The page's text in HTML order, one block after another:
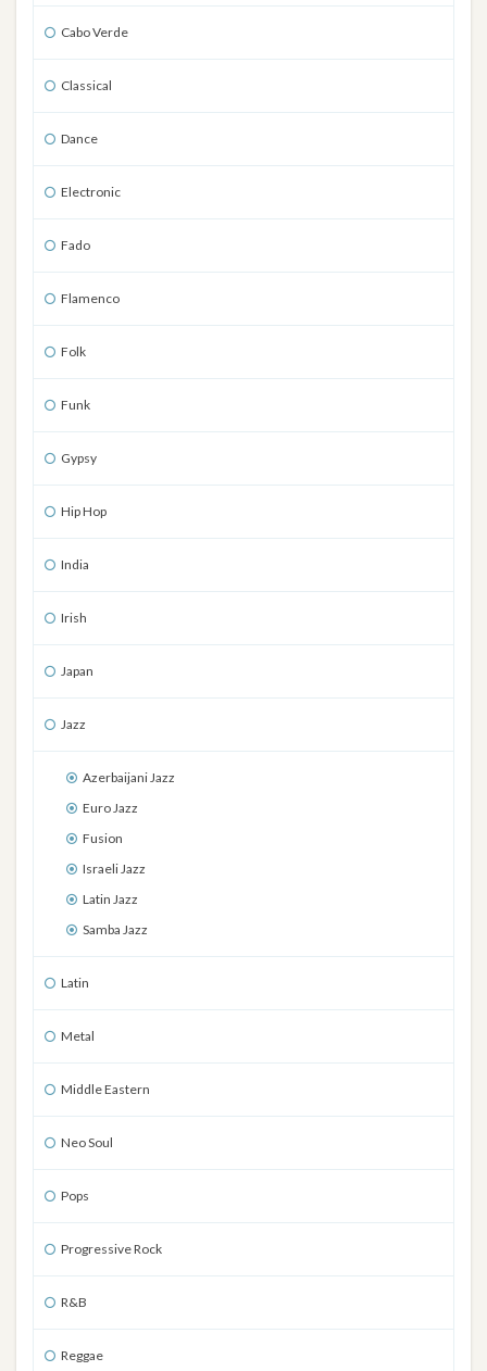
Cabo Verde
Classical
Dance
Electronic
Fado
Flamenco
Folk
Funk
Gypsy
Hip Hop
India
Irish
Japan
Jazz
Azerbaijani Jazz
Euro Jazz
Fusion
Israeli Jazz
Latin Jazz
Samba Jazz
Latin
Metal
Middle Eastern
Neo Soul
Pops
Progressive Rock
R&B
Reggae